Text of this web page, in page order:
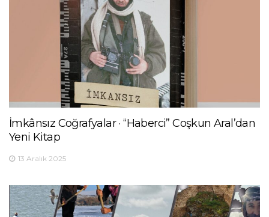
İmkânsız Coğrafyalar · “Haberci” Coşkun Aral’dan
Yeni Kitap
13 Aralık 2025